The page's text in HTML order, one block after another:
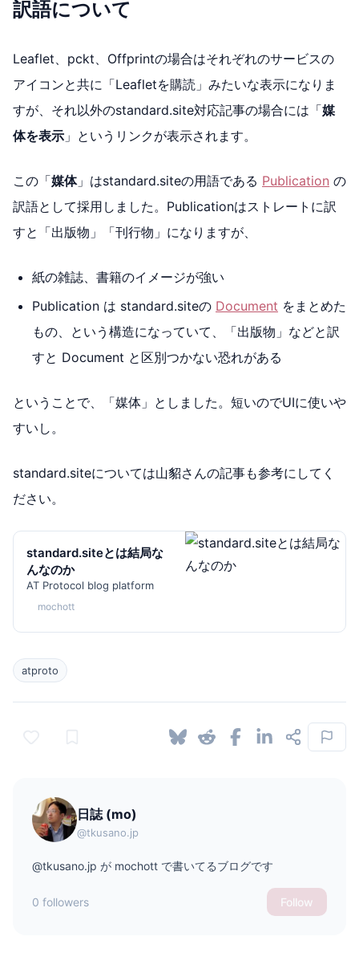
訳語について
Leaflet、pckt、Offprintの場合はそれぞれのサービスの
アイコンと共に「Leafletを購読」みたいな表示になりま
すが、それ以外のstandard.site対応記事の場合には「媒
体を表示 」というリンクが表示されます。
この「媒体」はstandard.siteの用語である Publication の
訳語として採用しました。Publicationはストレートに訳
すと「出版物」「刊行物」になりますが、
紙の雑誌、書籍のイメージが強い
Publication は standard.siteの Document をまとめた
もの、という構造になっていて、「出版物」などと訳
すと Document と区別つかない恐れがある
ということで、「媒体」としました。短いのでUIに使いや
すいし。
standard.siteについては山貂さんの記事も参考にしてく
ださい。
standard.siteとは結局な
んなのか
AT Protocol blog platform
mochott
atproto
日誌 (mo)
@tkusano.jp
@tkusano.jp が mochott で書いてるブログです
0 followers Follow